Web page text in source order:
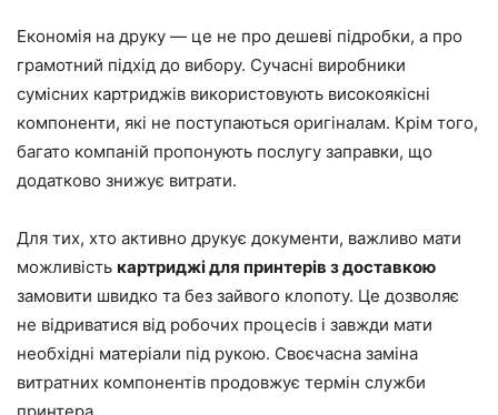
Економія на друку — це не про дешеві підробки, а про
грамотний підхід до вибору. Сучасні виробники
сумісних картриджів використовують високоякісні
компоненти, які не поступаються оригіналам. Крім того,
багато компаній пропонують послугу заправки, що
додатково знижує витрати.
Для тих, хто активно друкує документи, важливо мати
можливість картриджі для принтерів з доставкою
замовити швидко та без зайвого клопоту. Це дозволяє
не відриватися від робочих процесів і завжди мати
необхідні матеріали під рукою. Своєчасна заміна
витратних компонентів продовжує термін служби